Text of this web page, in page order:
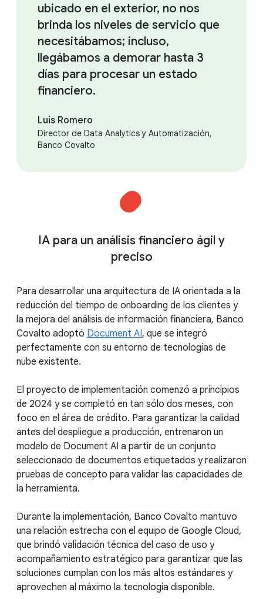
ubicado en el exterior, no nos
brinda los niveles de servicio que
necesitábamos; incluso,
llegábamos a demorar hasta 3
días para procesar un estado
financiero.
Luis Romero
Director de Data Analytics y Automatización,
Banco Covalto
IA para un análisis financiero ágil y
preciso
Para desarrollar una arquitectura de IA orientada a la
reducción del tiempo de onboarding de los clientes y
la mejora del análisis de información financiera, Banco
Covalto adoptó Document AI, que se integró
perfectamente con su entorno de tecnologías de
nube existente.
El proyecto de implementación comenzó a principios
de 2024 y se completó en tan sólo dos meses, con
foco en el área de crédito. Para garantizar la calidad
antes del despliegue a producción, entrenaron un
modelo de Document AI a partir de un conjunto
seleccionado de documentos etiquetados y realizaron
pruebas de concepto para validar las capacidades de
la herramienta.
Durante la implementación, Banco Covalto mantuvo
una relación estrecha con el equipo de Google Cloud,
que brindó validación técnica del caso de uso y
acompañamiento estratégico para garantizar que las
soluciones cumplan con los más altos estándares y
aprovechen al máximo la tecnología disponible.